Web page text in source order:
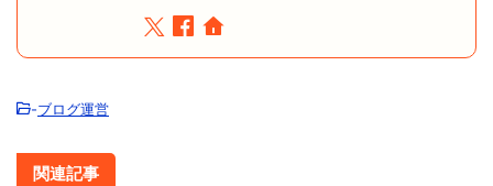
-ブログ運営
関連記事